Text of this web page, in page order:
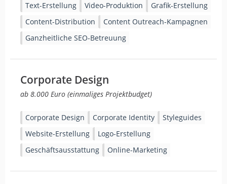
Text-Erstellung
Video-Produktion
Grafik-Erstellung
Content-Distribution
Content Outreach-Kampagnen
Ganzheitliche SEO-Betreuung
Corporate Design
ab 8.000 Euro (einmaliges Projektbudget)
Corporate Design Corporate Identity
Styleguides
Website-Erstellung
Logo-Erstellung
Geschäftsausstattung
Online-Marketing